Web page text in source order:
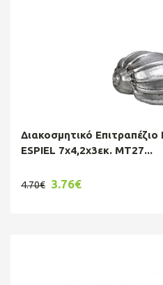
Διακοσμητικό
ESPIEL 7x4,2x3εκ. MT27...
4.70€ 3.76€